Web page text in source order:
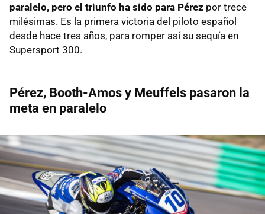
paralelo, pero el triunfo ha sido para Pérez por trece
milésimas. Es la primera victoria del piloto español
desde hace tres años, para romper así su sequía en
Supersport 300.
Pérez, Booth-Amos y Meuffels pasaron la
meta en paralelo